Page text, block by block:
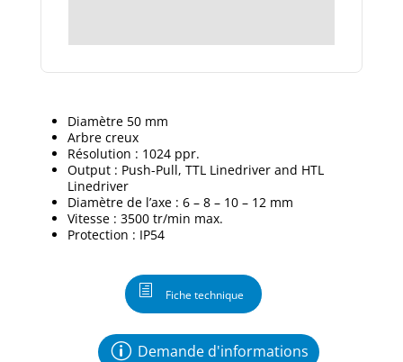
Diamètre 50 mm
Arbre creux
Résolution : 1024 ppr.
Output : Push-Pull, TTL Linedriver and HTL
Linedriver
Diamètre de l’axe : 6 – 8 – 10 – 12 mm
Vitesse : 3500 tr/min max.
Protection : IP54
Fiche technique
Demande d'informations